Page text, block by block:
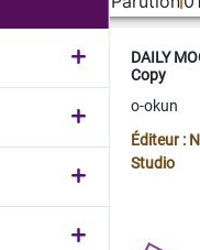
DAILY
Copy
o-okun
Éditeur :
Studio